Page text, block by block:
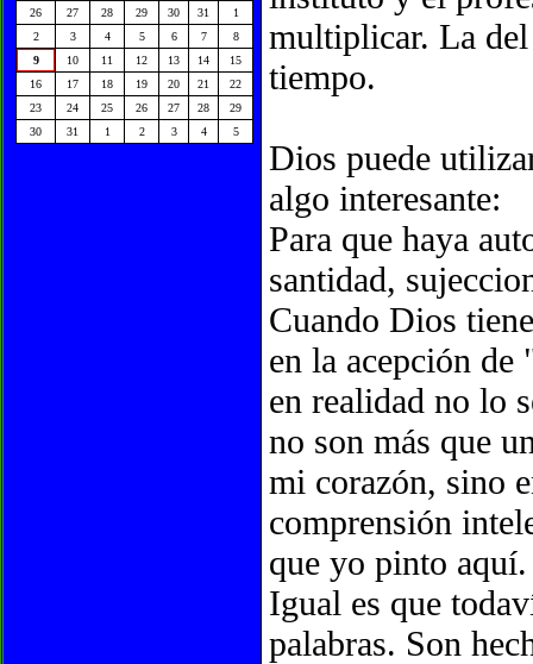
multiplicar. La del
tiempo.
Dios puede
algo interesante:
Para que haya
santidad,
Cuando Dios
en la acepción de
en realidad no lo
no son más que
mi corazón, sino
comprensión
que yo pinto
Igual es que
palabras. Son
26
27 28 29 30 31
1
2
3 4 5 6 7
8
9
10 11 12 13 14
15
16
17 18 19 20 21
22
23
24 25 26 27 28
29
30
31 1 2 3 4 5